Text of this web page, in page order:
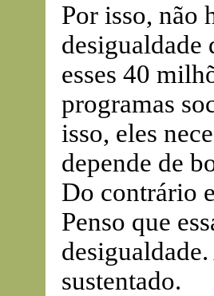
Por isso, não
desigualdade
esses 40
programas
isso, eles
depende de
Do contrário
Penso que
sustentado.